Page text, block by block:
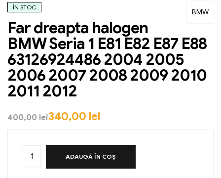
BMW
ÎN STOC
Far dreapta halogen
BMW Seria 1 E81 E82 E87 E88
63126924486 2004 2005
2006 2007 2008 2009 2010
2011 2012
400,00lei340,00 lei
ADAUGĂ ÎN COȘ